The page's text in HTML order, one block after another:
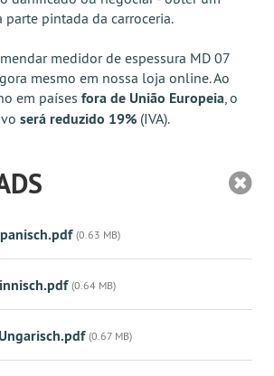
pintada da carroceria.
medidor de espessura MD 07
mesmo em nossa loja online. Ao
em países fora de União Europeia, o
será reduzido 19% (IVA).
(0.63 MB)
(0.64 MB)
(0.67 MB)